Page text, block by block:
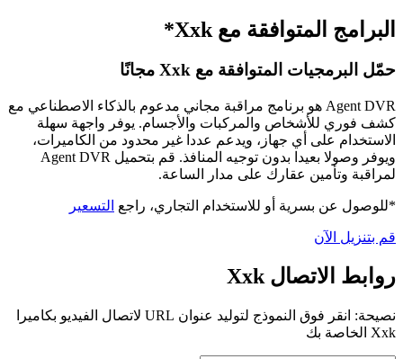
البرامج المتوافقة مع Xxk*
حمّل البرمجيات المتوافقة مع Xxk مجانًا
Agent DVR هو برنامج مراقبة مجاني مدعوم بالذكاء الاصطناعي مع
كشف فوري للأشخاص والمركبات والأجسام. يوفر واجهة سهلة
الاستخدام على أي جهاز، ويدعم عددا غير محدود من الكاميرات،
ويوفر وصولا بعيدا بدون توجيه المنافذ. قم بتحميل Agent DVR
لمراقبة وتأمين عقارك على مدار الساعة.
*للوصول عن بسرية أو للاستخدام التجاري، راجع التسعير
قم بتنزيل الآن
روابط الاتصال Xxk
نصيحة: انقر فوق النموذج لتوليد عنوان URL لاتصال الفيديو بكاميرا
Xxk الخاصة بك